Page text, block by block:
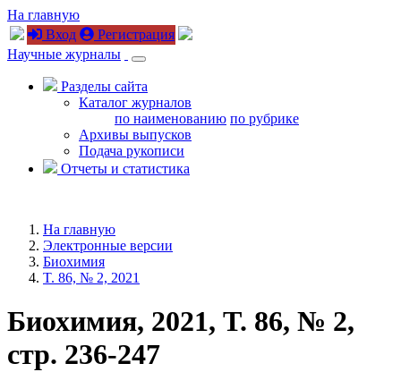
На главную
Вход
Регистрация
Научные журналы
Разделы сайта
Каталог журналов
по наименованию по рубрике
Архивы выпусков
Подача рукописи
Отчеты и статистика
На главную
Электронные версии
Биохимия
T. 86, № 2, 2021
Биохимия, 2021, T. 86, № 2,
стр. 236-247